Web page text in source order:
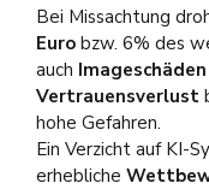
Bei Missachtung
Euro bzw. 6% des
auch Imageschäden
Vertrauensverlust
hohe Gefahren.
Ein Verzicht auf KI-
erhebliche